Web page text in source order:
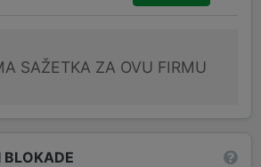
SAŽETKA ZA OVU FIRMU
BLOKADE